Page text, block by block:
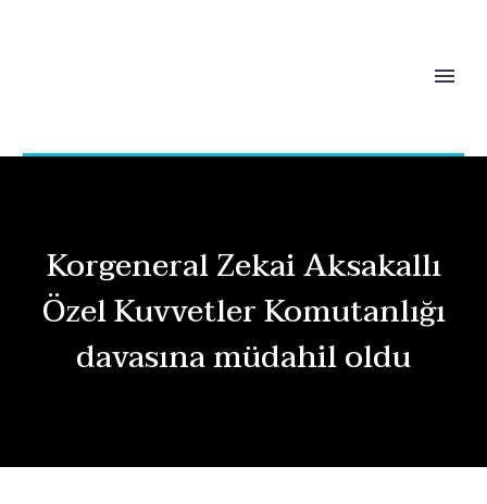
Korgeneral Zekai Aksakallı
Özel Kuvvetler Komutanlığı
davasına müdahil oldu